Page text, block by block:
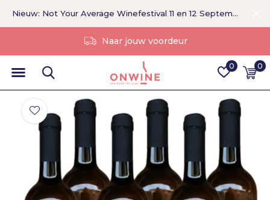
0 0
Zonder tussenpersoon
Nieuw: Not Your Average Winefestival 11 en 12 September >